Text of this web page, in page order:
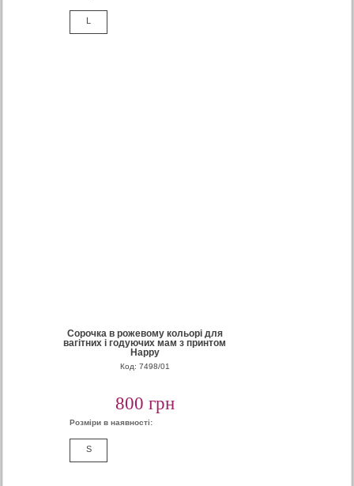
L
Сорочка в рожевому кольорі для
вагітних і годуючих мам з принтом
Happy
Код: 7498/01
800 грн
Розміри в наявності:
S